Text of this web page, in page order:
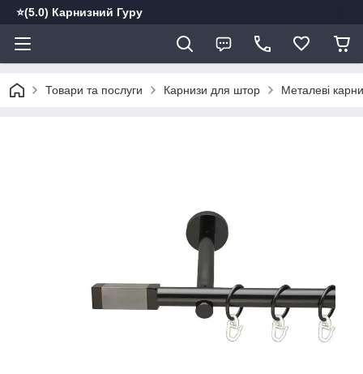
⭐️(5.0) Карнизний Гуру
Товари та послуги Карнизи для штор Металеві